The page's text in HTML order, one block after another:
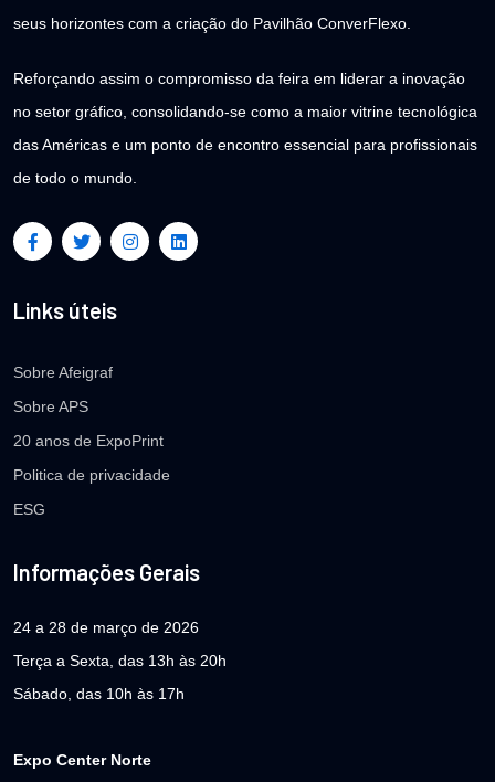
seus horizontes com a criação do Pavilhão ConverFlexo.
Reforçando assim o compromisso da feira em liderar a inovação
no setor gráfico, consolidando-se como a maior vitrine tecnológica
das Américas e um ponto de encontro essencial para profissionais
de todo o mundo.
Links úteis
Sobre Afeigraf
Sobre APS
20 anos de ExpoPrint
Politica de privacidade
ESG
Informações Gerais
24 a 28 de março de 2026
Terça a Sexta, das 13h às 20h
Sábado, das 10h às 17h
Expo Center Norte